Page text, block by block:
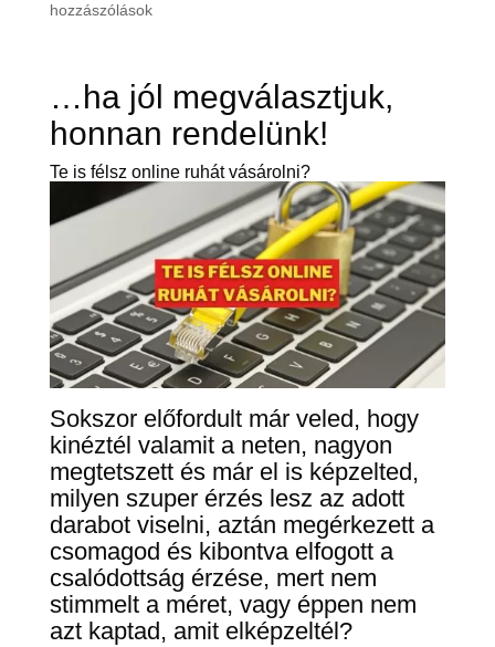
hozzászólások
…ha jól megválasztjuk,
honnan rendelünk!
Te is félsz online ruhát vásárolni?
Sokszor előfordult már veled, hogy
kinéztél valamit a neten, nagyon
megtetszett és már el is képzelted,
milyen szuper érzés lesz az adott
darabot viselni, aztán megérkezett a
csomagod és kibontva elfogott a
csalódottság érzése, mert nem
stimmelt a méret, vagy éppen nem
azt kaptad, amit elképzeltél?